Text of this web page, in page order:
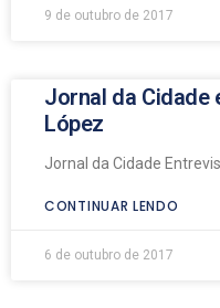
9 de outubro de 2017
Jornal da Cidade
López
Jornal da Cidade
CONTINUAR LENDO
6 de outubro de 2017